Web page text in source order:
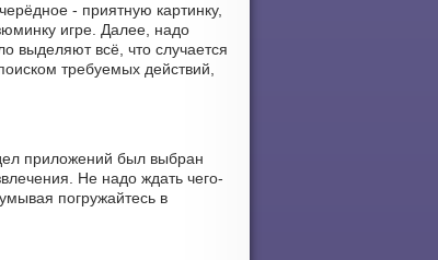
- приятную картинку,
игре. Далее, надо
выделяют всё, что случается
требуемых действий,
приложений был выбран
Не надо ждать чего-
погружайтесь в